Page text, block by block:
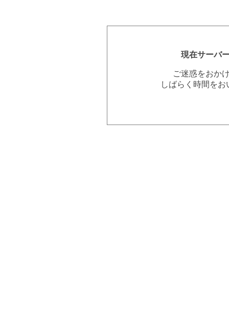
現在サーバ
ご迷惑をおか
しばらく時間を